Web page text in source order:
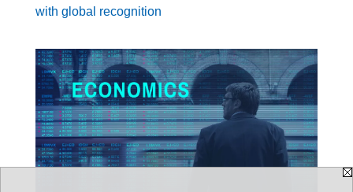
with global recognition